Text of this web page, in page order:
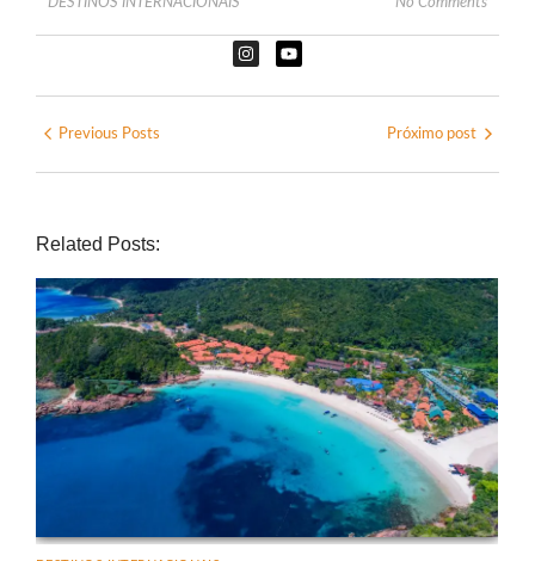
Previous Posts Próximo post
Related Posts: